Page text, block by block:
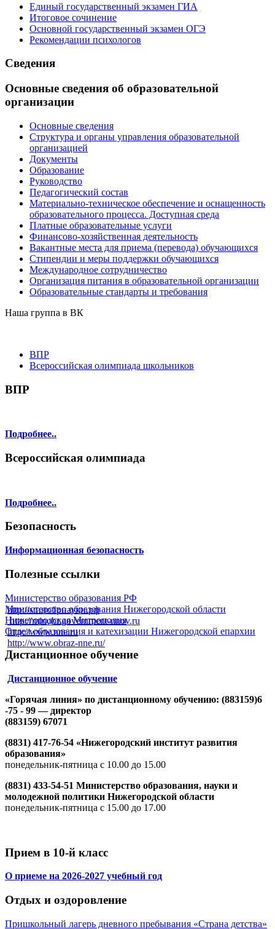
Единый государственный экзамен ГИА
Итоговое сочинение
Основной государственный экзамен ОГЭ
Рекомендации психологов
Сведения
Основные сведения об образовательной
организации
Основные сведения
Структура и органы управления образовательной
организацией
Документы
Образование
Руководство
Педагогический состав
Материально-техническое обеспечение и оснащенность
образовательного процесса. Доступная среда
Платные образовательные услуги
Финансово-хозяйственная деятельность
Вакантные места для приема (перевода) обучающихся
Стипендии и меры поддержки обучающихся
Международное сотрудничество
Организация питания в образовательной организации
Образовательные стандарты и требования
Наша группа в ВК
ВПР
Всероссийская олимпиада школьников
ВПР
Подробнее..
Всероссийская олимпиада
Подробнее..
Безопасность
Информационная безопасность
Полезные ссылки
Министерство образования РФ
http://минобрнауки.рф
Министерство образования Нижегородской области
http://minobr.government-nnov.ru
Нижегородская Митрополия
http://www.nne.ru
Отдел образования и катехизации Нижегородской епархии
http://www.obraz-nne.ru/
Дистанционное обучение
Дистанционное обучение
«Горячая линия» по дистанционному обучению: (883159)6
-75 - 99 — директор
(883159) 67071
(8831) 417-76-54 «Нижегородский институт развития
образования»
понедельник-пятница с 10.00 до 15.00
(8831) 433-54-51 Министерство образования, науки и
молодежной политики Нижегородской области
понедельник-пятница с 15.00 до 17.00
Прием в 10-й класс
О приеме на 2026-2027 учебный год
Отдых и оздоровление
Пришкольный лагерь дневного пребывания «Страна детства»